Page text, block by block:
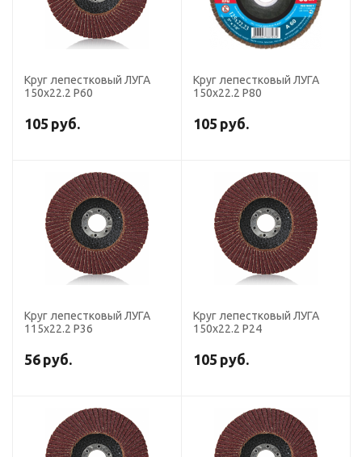
Круг лепестковый ЛУГА
150х22.2 Р60
105 руб.
Круг лепестковый ЛУГА
150х22.2 Р80
105 руб.
Круг лепестковый ЛУГА
115х22.2 P36
56 руб.
Круг лепестковый ЛУГА
150х22.2 Р24
105 руб.